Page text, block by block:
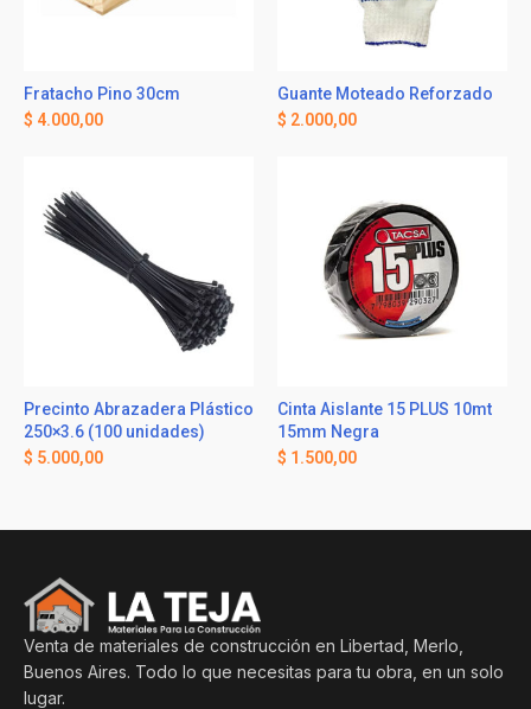
Fratacho Pino 30cm
$ 4.000,00
Guante Moteado Reforzado
$ 2.000,00
Precinto Abrazadera Plástico
250×3.6 (100 unidades)
$ 5.000,00
Cinta Aislante 15 PLUS 10mt
15mm Negra
$ 1.500,00
Venta de materiales de construcción en Libertad, Merlo,
Buenos Aires. Todo lo que necesitas para tu obra, en un solo
lugar.